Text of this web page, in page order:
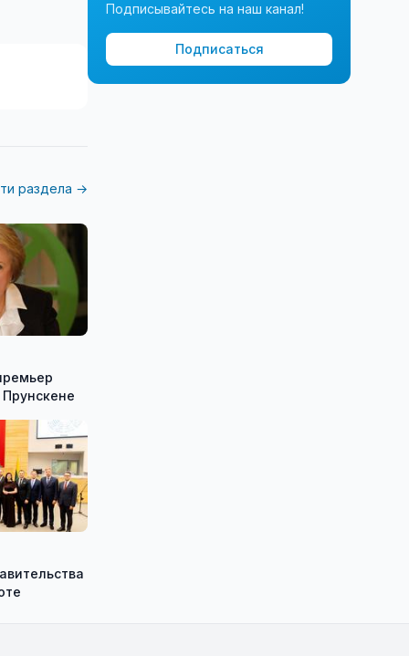
раздела →
Подписывайтесь на наш канал!
Подписаться